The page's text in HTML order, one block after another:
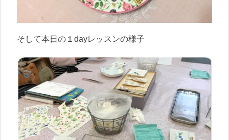
そして本日の１dayレッスンの様子